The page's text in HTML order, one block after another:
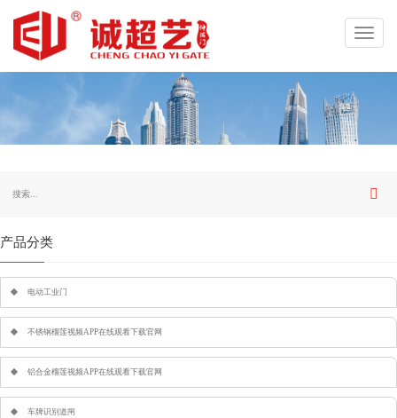
产品分类
电动工业门
不锈钢榴莲视频APP在线观看下载官网
铝合金榴莲视频APP在线观看下载官网
车牌识别道闸